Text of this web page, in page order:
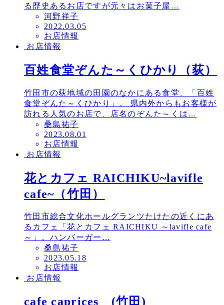
る歴史あるお店ですが元々はお菓子屋…
河野祥子
投
稿
日
2022.03.05
お店情報
お店情報
百姓食堂ぞんた～くひかり（荻）
竹田市の荻地域の田園のなかにある食堂、「百姓
食堂ぞんた～くひかり」。 県内外からもお客様が
訪れる人気のお店で、店名のぞんた～くは…
桑島祐子
投
稿
日
2023.08.01
お店情報
お店情報
花とカフェ RAICHIKU~lavifle
cafe~（竹田）
竹田市総合文化ホールグランツたけたの近くにあ
るカフェ「花とカフェ RAICHIKU ～lavifle cafe
～」。ハンバーガー…
桑島祐子
投
稿
日
2023.05.18
お店情報
お店情報
cafe caprices (竹田)